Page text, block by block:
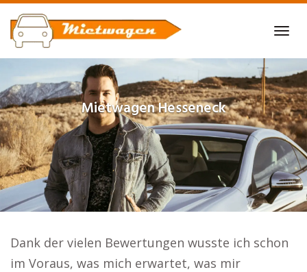
Skip
to
main
content
MietwagenHesseneck
Dank der vielen Bewertungen wusste ich schon
im Voraus, was mich erwartet, was mir